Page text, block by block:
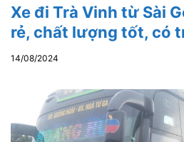
Xe đi Trà Vinh từ Sài
rẻ, chất lượng tốt, có
14/08/2024